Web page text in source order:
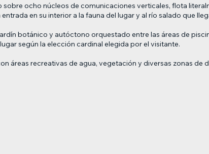
sobre ocho núcleos de comunicaciones verticales, flota
en su interior a la fauna del lugar y al río salado que
botánico y autóctono orquestado entre las áreas de
según la elección cardinal elegida por el visitante.
áreas recreativas de agua, vegetación y diversas zonas